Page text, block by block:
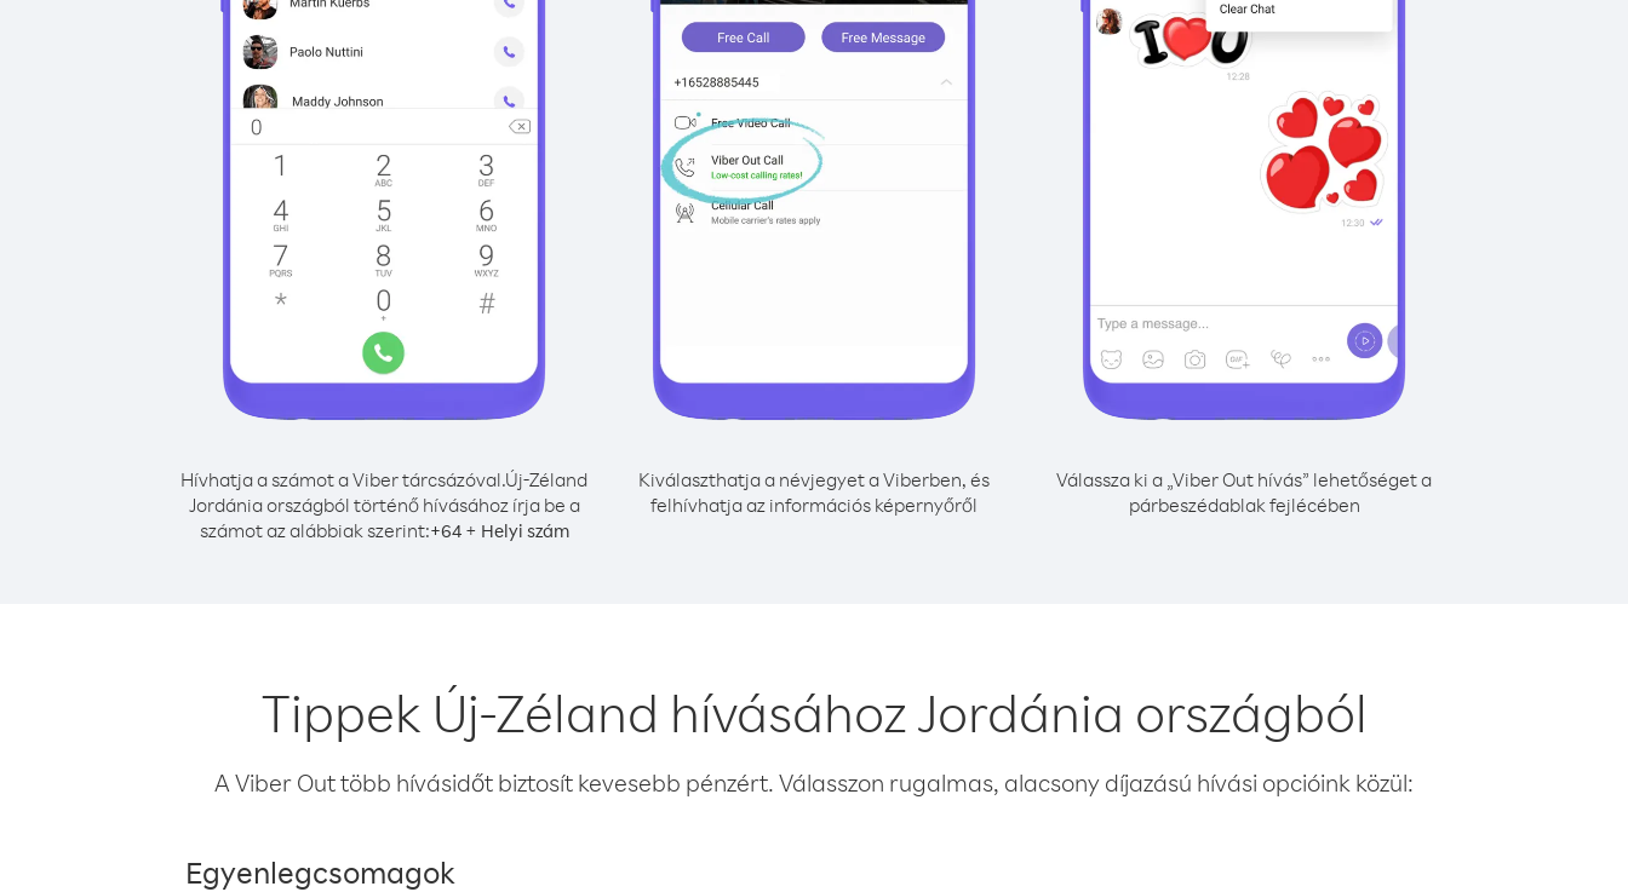
Hívhatja a számot a Viber tárcsázóval.Új-Zéland
Jordánia országból történő hívásához írja be a
számot az alábbiak szerint:+64+ Helyi szám
Kiválaszthatja a névjegyet a Viberben, és
felhívhatja az információs képernyőről
Válassza ki a „Viber Out hívás” lehetőséget a
párbeszédablak fejlécében
Tippek Új-Zéland hívásához Jordánia országból
A Viber Out több hívásidőt biztosít kevesebb pénzért. Válasszon rugalmas, alacsony díjazású hívási opcióink közül:
Egyenlegcsomagok